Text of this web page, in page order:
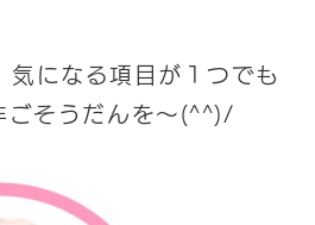
になる項目が１つでも
ごそうだんを～(^^)/